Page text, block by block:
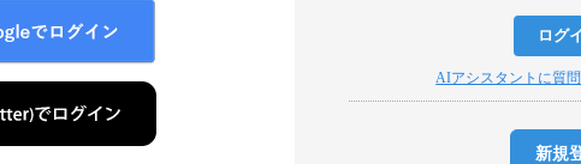
AIアシスタントに質問
新規